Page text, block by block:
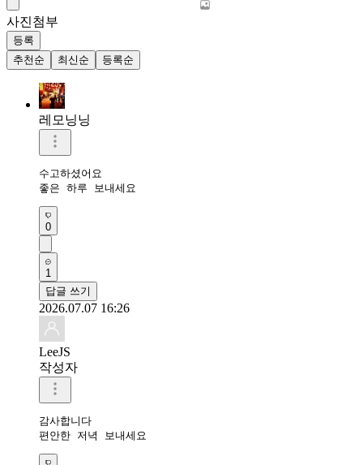
사진첨부
등록
추천순
최신순 등록순
레모닝닝
수고하셨어요
좋은 하루 보내세요
0
1
답글 쓰기
2026.07.07 16:26
LeeJS
작성자
감사합니다
편안한 저녁 보내세요